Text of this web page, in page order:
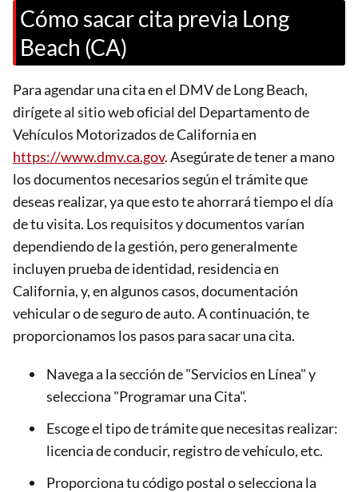
Cómo sacar cita previa Long
Beach (CA)
Para agendar una cita en el DMV de Long Beach,
dirígete al sitio web oficial del Departamento de
Vehículos Motorizados de California en
https://www.dmv.ca.gov. Asegúrate de tener a mano
los documentos necesarios según el trámite que
deseas realizar, ya que esto te ahorrará tiempo el día
de tu visita. Los requisitos y documentos varían
dependiendo de la gestión, pero generalmente
incluyen prueba de identidad, residencia en
California, y, en algunos casos, documentación
vehicular o de seguro de auto. A continuación, te
proporcionamos los pasos para sacar una cita.
Navega a la sección de "Servicios en Línea" y
selecciona "Programar una Cita".
Escoge el tipo de trámite que necesitas realizar:
licencia de conducir, registro de vehículo, etc.
Proporciona tu código postal o selecciona la